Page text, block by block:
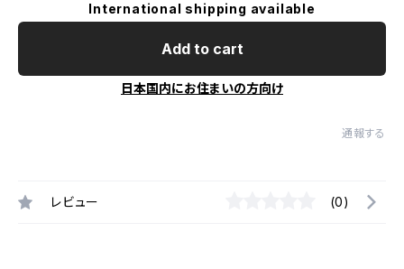
International shipping available
Add to cart
日本国内にお住まいの方向け
通報する
レビュー (0)